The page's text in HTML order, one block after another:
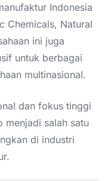
Indonesia
Chemicals, Natural
ini juga
untuk berbagai
multinasional.
dan fokus tinggi
menjadi salah satu
di industri